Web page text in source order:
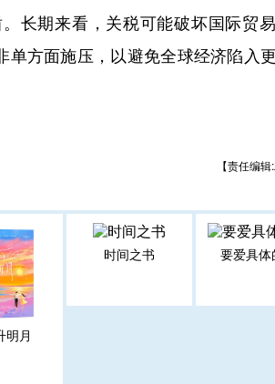
期来看，关税可能破坏国际贸
方面施压，以避免全球经济陷入
【责任编辑
明月
时间之书 要爱具体